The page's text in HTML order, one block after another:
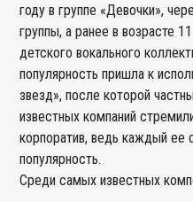
году в группе «Девочки»,
группы, а ранее в возрасте
детского вокального
популярность пришла к
звезд», после которой
известных компаний
корпоратив, ведь каждый ее
популярность.
Среди самых известных